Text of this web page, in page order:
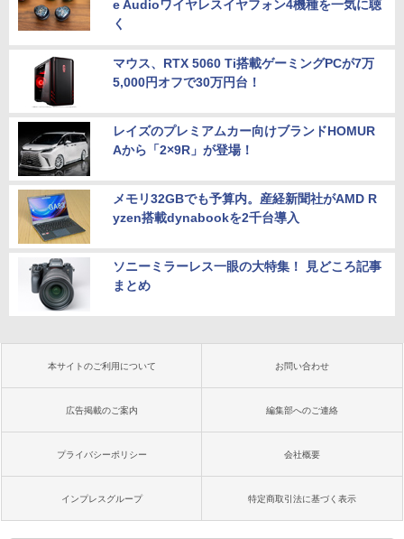
e Audioワイヤレスイヤフォン4機種を一気に聴
く
マウス、RTX 5060 Ti搭載ゲーミングPCが7万
5,000円オフで30万円台！
レイズのプレミアムカー向けブランドHOMUR
Aから「2×9R」が登場！
メモリ32GBでも予算内。産経新聞社がAMD R
yzen搭載dynabookを2千台導入
ソニーミラーレス一眼の大特集！ 見どころ記事
まとめ
本サイトのご利用について お問い合わせ
広告掲載のご案内 編集部へのご連絡
プライバシーポリシー 会社概要
インプレスグループ 特定商取引法に基づく表示